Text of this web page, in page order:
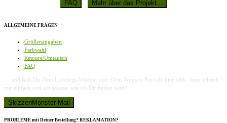
ALLGEMEINE FRAGEN
Größenangaben
Farbwahl
Retoure/Umtausch
FAQ
… und falls Dir Dein Lieblings-Wildtier oder Dein Wunsch-Produkt hier fehlt, dann schreib
mir einfach und ich schaue, wie ich Dir helfen kann!
PROBLEME mit Deiner Bestellung? REKLAMATION?